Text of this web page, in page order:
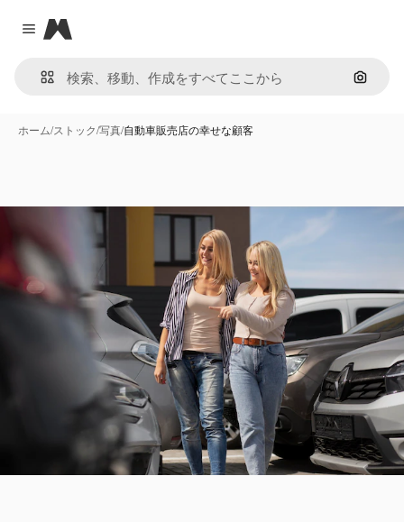
Close menu
Magnific
画像で
ホーム/ストック/写真/自動車販売店の幸せな顧客